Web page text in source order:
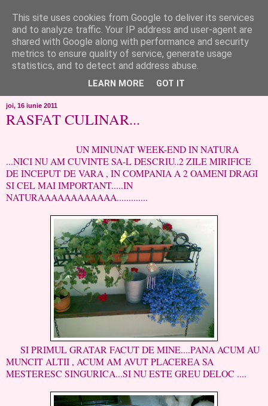
like ?...or not!
..de toate!!!!!..alandala...cum imi trec prin minte..si cum am
chef..incercate pe pielea mea..
joi, 16 iunie 2011
RASFAT CULINAR...
UN MINUNAT WEEK-END IN NATURA
...NICI NU AM CUVINTE SA-L DESCRIU..2 ZILE MIRIFICE
DE INCEPUT DE VARA , IN COMPANIA A 2 OAMENI DRAGI
SI CEL MAI IMPORTANT.....IN
NATURAAAAAAAAAAAA.............
SI PRIMUL GRATAR FACUT DE MINE....PANA ACUM AU
MUNCIT ALTII , ACUM AM AVUT PLACEREA SA
MESTERESC SINGURICA...SI NU ESTE GREU DELOC ....
This site uses cookies from Google to deliver its services
and to analyze traffic. Your IP address and user-agent are
shared with Google along with performance and security
metrics to ensure quality of service, generate usage
statistics, and to detect and address abuse.
LEARN MORE GOT IT